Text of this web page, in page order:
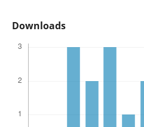
Downloads